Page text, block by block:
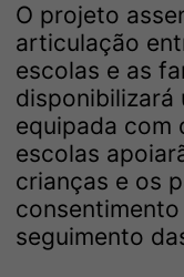
O projeto
articulação
escolas e as
disponibilizará
equipada com
escolas
crianças e os
seguimento